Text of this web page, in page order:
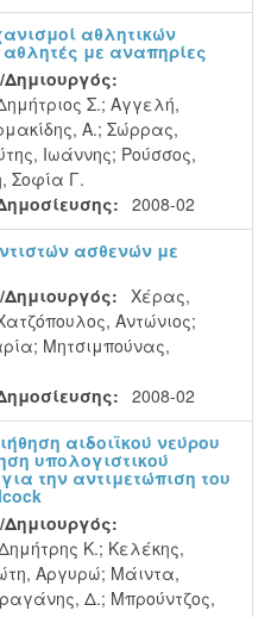
αθλητικών
με αναπηρίες
Σ.; Αγγελή,
Α.; Σώρρας,
Ιωάννης; Ρούσσος,
Σοφία Γ.
2008-02
ασθενών με
Χέρας,
Αντώνιος;
; Μητσιμπούνας,
2008-02
αιδοιϊκού νεύρου
υπολογιστικού
την αντιμετώπιση του
Κ.; Κελέκης,
Αργυρώ; Μάιντα,
Δ.; Μπρούντζος,